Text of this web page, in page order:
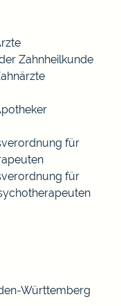
Zahnheilkunde
für
für
Württemberg